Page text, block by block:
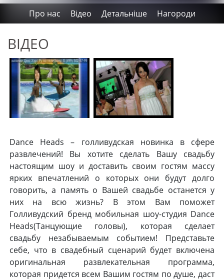
Про нас Відео Детальніше Нагороди
ВІДЕО
Dance Heads – голливудская новинка в сфере
развлечений! Вы хотите сделать Вашу свадьбу
настоящим шоу и доставить своим гостям массу
ярких впечатлений о которых они будут долго
говорить, а память о Вашей свадьбе останется у
них на всю жизнь? В этом Вам поможет
Голливудский бренд мобильная шоу-студия Dance
Heads(Танцующие головы), которая сделает
свадьбу незабываемым событием! Представьте
себе, что в свадебный сценарий будет включена
оригинальная развлекательная программа,
которая придется всем Вашим гостям по душе, даст